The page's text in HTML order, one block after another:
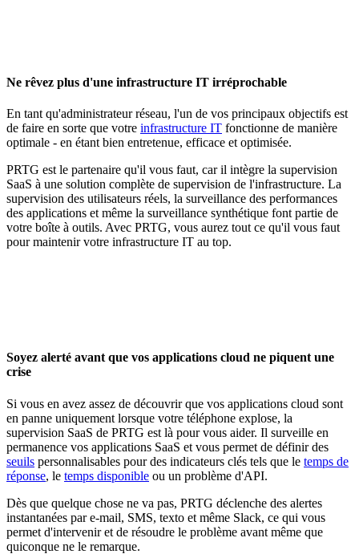
Ne rêvez plus d'une infrastructure IT irréprochable
En tant qu'administrateur réseau, l'un de vos principaux objectifs est
de faire en sorte que votre infrastructure IT fonctionne de manière
optimale - en étant bien entretenue, efficace et optimisée.
PRTG est le partenaire qu'il vous faut, car il intègre la supervision
SaaS à une solution complète de supervision de l'infrastructure. La
supervision des utilisateurs réels, la surveillance des performances
des applications et même la surveillance synthétique font partie de
votre boîte à outils. Avec PRTG, vous aurez tout ce qu'il vous faut
pour maintenir votre infrastructure IT au top.
Soyez alerté avant que vos applications cloud ne piquent une
crise
Si vous en avez assez de découvrir que vos applications cloud sont
en panne uniquement lorsque votre téléphone explose, la
supervision SaaS de PRTG est là pour vous aider. Il surveille en
permanence vos applications SaaS et vous permet de définir des
seuils personnalisables pour des indicateurs clés tels que le temps de
réponse, le temps disponible ou un problème d'API.
Dès que quelque chose ne va pas, PRTG déclenche des alertes
instantanées par e-mail, SMS, texto et même Slack, ce qui vous
permet d'intervenir et de résoudre le problème avant même que
quiconque ne le remarque.